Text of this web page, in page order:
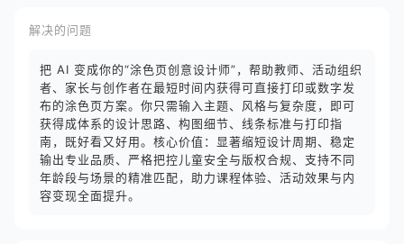
解决的问题
把 AI 变成你的“涂色页创意设计师”，帮助教师、活动组织
者、家长与创作者在最短时间内获得可直接打印或数字发
布的涂色页方案。你只需输入主题、风格与复杂度，即可
获得成体系的设计思路、构图细节、线条标准与打印指
南，既好看又好用。核心价值：显著缩短设计周期、稳定
输出专业品质、严格把控儿童安全与版权合规、支持不同
年龄段与场景的精准匹配，助力课程体验、活动效果与内
容变现全面提升。